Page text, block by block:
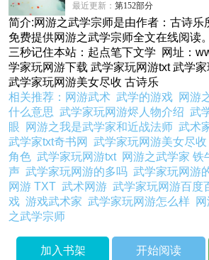
最近更新：第152部分
更新时间：2026-04-13 18:18:43
简介:网游之武学宗师是由作者：古诗乐
免费提供网游之武学宗师全文在线阅读。
三秒记住本站：起点笔下文学 网址：
学家玩网游下载 武学家玩网游txt 武学
武学家玩网游美女尽收 古诗乐
相关推荐： 网游武术武学的游戏 网游
什么意思武学家玩网游烬人物介绍武
眼
网游之我是武学家和近战法师武术
武学家txt奇书网武学家玩网游美女尽收
角色武学家玩网游txt 网游之武学家
声武学家玩网游的多吗武学家玩网游
网游 TXT武术网游武学家玩网游百
戏游戏武术家武学家玩网游怎么样
之武学宗师
加入书架 开始阅读